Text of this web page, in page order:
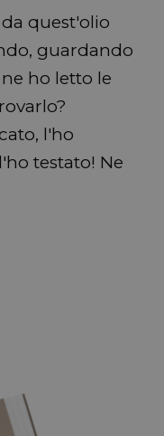
quest'olio
guardando
ho letto le
l'ho
testato! Ne